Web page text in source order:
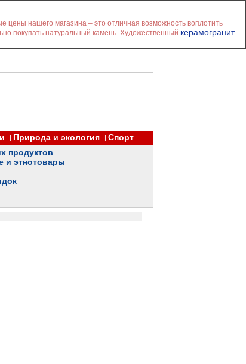
цены нашего магазина – это отличная возможность воплотить
покупать натуральный камень. Художественный керамогранит
| Природа и экология | Спорт
продуктов
и этнотовары